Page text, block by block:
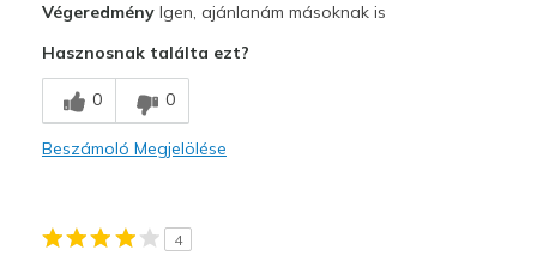
Comfortable
Stylish
VégeredményIgen, ajánlanám másoknak is
Hasznosnak találta ezt?
0 0
Beszámoló Megjelölése
4